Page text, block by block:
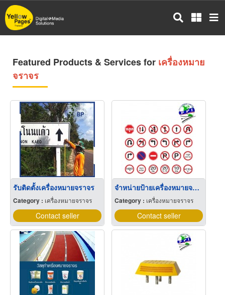
Skip
to
main
Featured Products & Services for เครื่องหมาย
จราจร
รับติดตั้งเครื่องหมายจราจร
Category : เครื่องหมายจราจร
Contact seller
จำหน่ายป้ายเครื่องหมายจราจรและอุปกรณ์ความปลอดภัยบนถนนน
Category : เครื่องหมายจราจร
Contact seller